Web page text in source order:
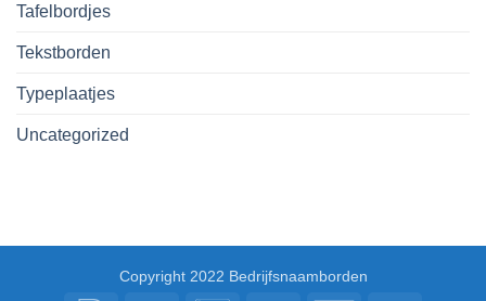
Tafelbordjes
Tekstborden
Typeplaatjes
Uncategorized
Copyright 2022 Bedrijfsnaamborden